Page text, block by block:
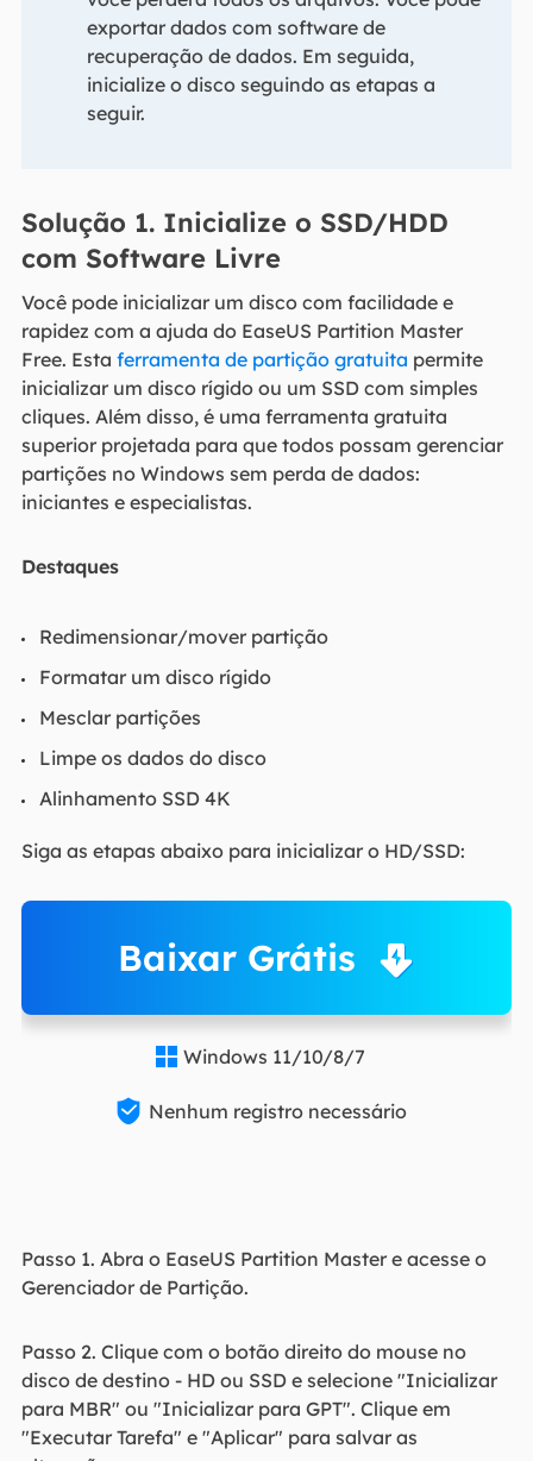
exportar dados com software de
recuperação de dados. Em seguida,
inicialize o disco seguindo as etapas a
seguir.
Solução 1. Inicialize o SSD/HDD
com Software Livre
Você pode inicializar um disco com facilidade e
rapidez com a ajuda do EaseUS Partition Master
Free. Esta ferramenta de partição gratuita permite
inicializar um disco rígido ou um SSD com simples
cliques. Além disso, é uma ferramenta gratuita
superior projetada para que todos possam gerenciar
partições no Windows sem perda de dados:
iniciantes e especialistas.
Destaques
Redimensionar/mover partição
Formatar um disco rígido
Mesclar partições
Limpe os dados do disco
Alinhamento SSD 4K
Siga as etapas abaixo para inicializar o HD/SSD:
Baixar Grátis
 Windows 11/10/8/7
 Nenhum registro necessário
Passo 1. Abra o EaseUS Partition Master e acesse o
Gerenciador de Partição.
Passo 2. Clique com o botão direito do mouse no
disco de destino - HD ou SSD e selecione "Inicializar
para MBR" ou "Inicializar para GPT". Clique em
"Executar Tarefa" e "Aplicar" para salvar as